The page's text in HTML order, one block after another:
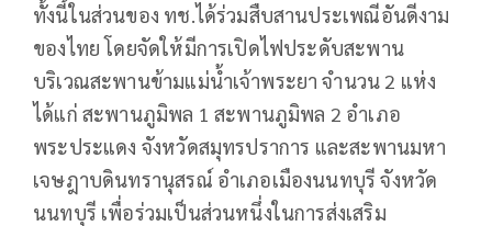
ทั้งนี้ในส่วนของ ทช.ได้ร่วมสืบสานประเพณีอันดีงาม
ของไทย โดยจัดให้มีการเปิดไฟประดับสะพาน
บริเวณสะพานข้ามแม่น้ำเจ้าพระยา จำนวน 2 แห่ง
ได้แก่ สะพานภูมิพล 1 สะพานภูมิพล 2 อำเภอ
พระประแดง จังหวัดสมุทรปราการ และสะพานมหา
เจษฎาบดินทรานุสรณ์ อำเภอเมืองนนทบุรี จังหวัด
นนทบุรี เพื่อร่วมเป็นส่วนหนึ่งในการส่งเสริม